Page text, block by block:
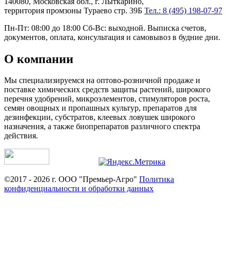
территория промзоны Тураево стр. 39Б Тел.: 8 (495) 198-07-97
Пн-Пт: 08:00 до 18:00 Сб-Вс: выходной. Выписка счетов,
документов, оплата, консультация и самовывоз в будние дни.
О компании
Мы специализируемся на оптово-розничной продаже и
поставке химических средств защиты растений, широкого
перечня удобрений, микроэлементов, стимуляторов роста,
семян овощных и пропашных культур, препаратов для
дезинфекции, субстратов, клеевых ловушек широкого
назначения, а также биопрепаратов различного спектра
действия.
©2017 - 2026 г. ООО "Премьер-Агро" Политика
конфиденциальности и обработки данных